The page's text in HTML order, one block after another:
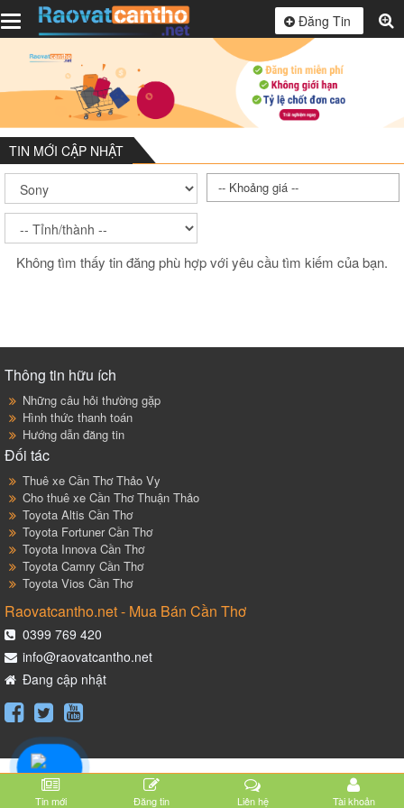
Đăng Tin
Toggle
navigation
TIN MỚI CẬP NHẬT
-- Khoảng giá --
Không tìm thấy tin đăng phù hợp với yêu cầu tìm kiếm của bạn.
Thông tin hữu ích
Những câu hỏi thường gặp
Hình thức thanh toán
Hướng dẫn đăng tin
Đối tác
Thuê xe Cần Thơ Thảo Vy
Cho thuê xe Cần Thơ Thuận Thảo
Toyota Altis Cần Thơ
Toyota Fortuner Cần Thơ
Toyota Innova Cần Thơ
Toyota Camry Cần Thơ
Toyota Vios Cần Thơ
Raovatcantho.net - Mua Bán Cần Thơ
0399 769 420
info@raovatcantho.net
Đang cập nhật
Tin mới Đăng tin Liên hệ Tài khoản